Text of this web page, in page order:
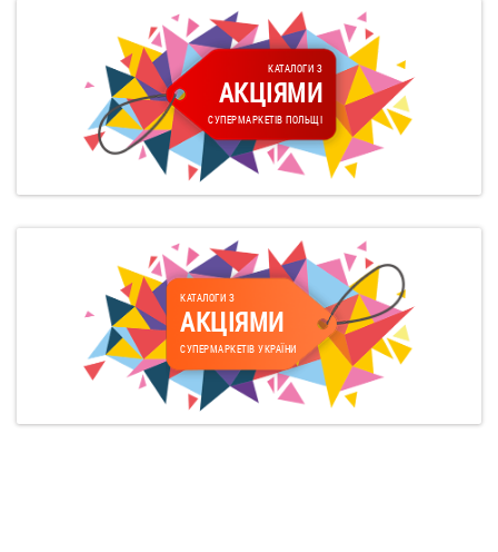
КАТАЛОГИ З
АКЦІЯМИ
СУПЕРМАРКЕТІВ ПОЛЬЩІ
КАТАЛОГИ З
АКЦІЯМИ
СУПЕРМАРКЕТІВ УКРАЇНИ